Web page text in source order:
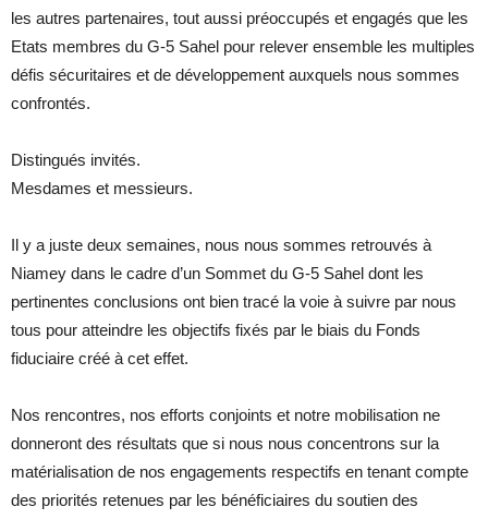
les autres partenaires, tout aussi préoccupés et engagés que les
Etats membres du G-5 Sahel pour relever ensemble les multiples
défis sécuritaires et de développement auxquels nous sommes
confrontés.
Distingués invités.
Mesdames et messieurs.
Il y a juste deux semaines, nous nous sommes retrouvés à
Niamey dans le cadre d’un Sommet du G-5 Sahel dont les
pertinentes conclusions ont bien tracé la voie à suivre par nous
tous pour atteindre les objectifs fixés par le biais du Fonds
fiduciaire créé à cet effet.
Nos rencontres, nos efforts conjoints et notre mobilisation ne
donneront des résultats que si nous nous concentrons sur la
matérialisation de nos engagements respectifs en tenant compte
des priorités retenues par les bénéficiaires du soutien des